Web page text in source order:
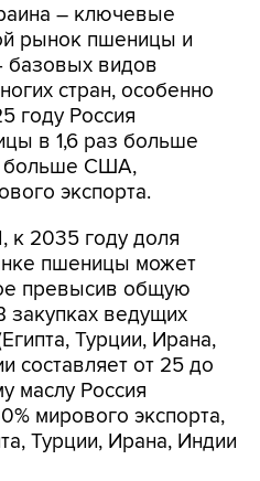
– ключевые
рынок пшеницы и
базовых видов
стран, особенно
году Россия
в 1,6 раз больше
больше США,
экспорта.
2035 году доля
пшеницы может
превысив общую
ведущих
Турции, Ирана,
составляет от 25 до
маслу Россия
мирового экспорта,
Турции, Ирана, Индии